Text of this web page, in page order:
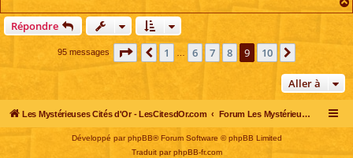
Répondre
95 messages Page sur 10
Précédente
1 … 6 7 8 9 10
Aller à
Les Mystérieuses Cités d'Or - LesCitesdOr.com Forum Les Mystérieuses Cités d'Or
Développé parphpBB® Forum Software © phpBB Limited
Traduit parphpBB-fr.com